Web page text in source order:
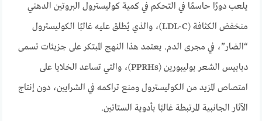
يلعب دورًا حاسمًا في التحكم في كمية كوليسترول البروتين الدهني
منخفض الكثافة (LDL-C)، والذي يُطلق عليه غالبًا الكوليسترول
“الضار”، في مجرى الدم. يعتمد هذا النهج المبتكر على جزيئات تسمى
دبابيس الشعر بوليبورين (PPRHs)، والتي تساعد الخلايا على
امتصاص المزيد من الكوليسترول ومنع تراكمه في الشرايين، دون إنتاج
الآثار الجانبية المرتبطة غالبًا بأدوية الستاتين.